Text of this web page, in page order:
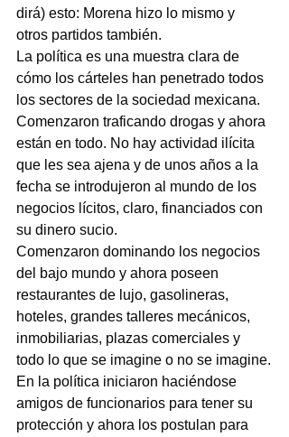
dirá) esto: Morena hizo lo mismo y
otros partidos también.
La política es una muestra clara de
cómo los cárteles han penetrado todos
los sectores de la sociedad mexicana.
Comenzaron traficando drogas y ahora
están en todo. No hay actividad ilícita
que les sea ajena y de unos años a la
fecha se introdujeron al mundo de los
negocios lícitos, claro, financiados con
su dinero sucio.
Comenzaron dominando los negocios
del bajo mundo y ahora poseen
restaurantes de lujo, gasolineras,
hoteles, grandes talleres mecánicos,
inmobiliarias, plazas comerciales y
todo lo que se imagine o no se imagine.
En la política iniciaron haciéndose
amigos de funcionarios para tener su
protección y ahora los postulan para